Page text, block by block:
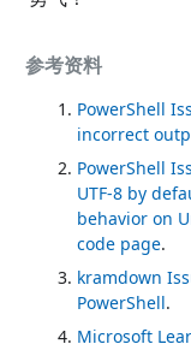
参考资料
PowerShell
incorrect
PowerShell
UTF-8 by
behavior on
code page.
kramdown
PowerShell.
Microsoft